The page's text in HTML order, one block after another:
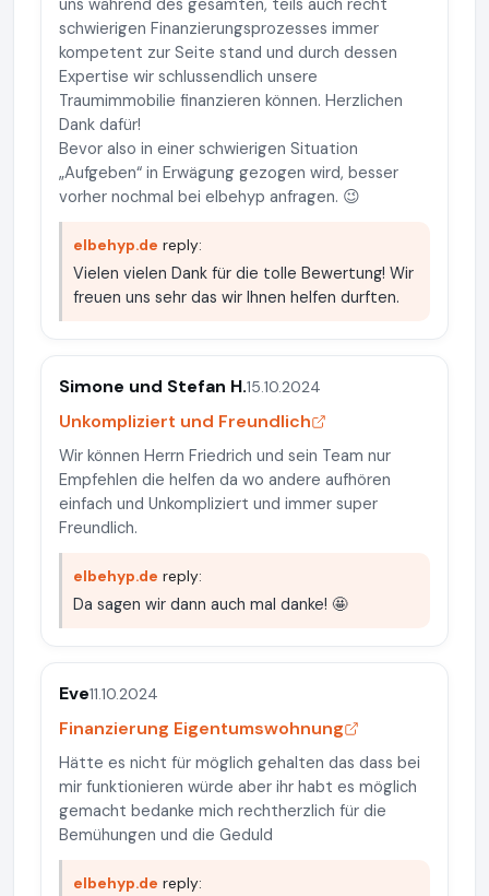
uns während des gesamten, teils auch recht
schwierigen Finanzierungsprozesses immer
kompetent zur Seite stand und durch dessen
Expertise wir schlussendlich unsere
Traumimmobilie finanzieren können. Herzlichen
Dank dafür!
Bevor also in einer schwierigen Situation
„Aufgeben“ in Erwägung gezogen wird, besser
vorher nochmal bei elbehyp anfragen. 😉
elbehyp.de reply:
Vielen vielen Dank für die tolle Bewertung! Wir
freuen uns sehr das wir Ihnen helfen durften.
Simone und Stefan H.15.10.2024
Unkompliziert und Freundlich
Wir können Herrn Friedrich und sein Team nur
Empfehlen die helfen da wo andere aufhören
einfach und Unkompliziert und immer super
Freundlich.
elbehyp.de reply:
Da sagen wir dann auch mal danke! 🤩
Eve11.10.2024
Finanzierung Eigentumswohnung
Hätte es nicht für möglich gehalten das dass bei
mir funktionieren würde aber ihr habt es möglich
gemacht bedanke mich rechtherzlich für die
Bemühungen und die Geduld
elbehyp.de reply: